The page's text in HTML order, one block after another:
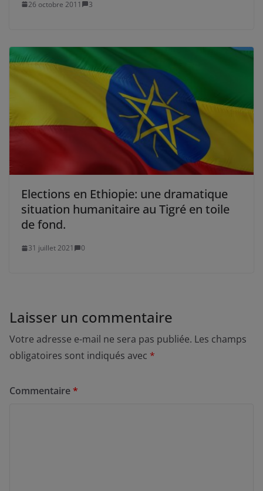
26 octobre 2011 3
Elections en Ethiopie: une dramatique
situation humanitaire au Tigré en toile
de fond.
31 juillet 2021 0
Laisser un commentaire
Votre adresse e-mail ne sera pas publiée. Les champs
obligatoires sont indiqués avec *
Commentaire*